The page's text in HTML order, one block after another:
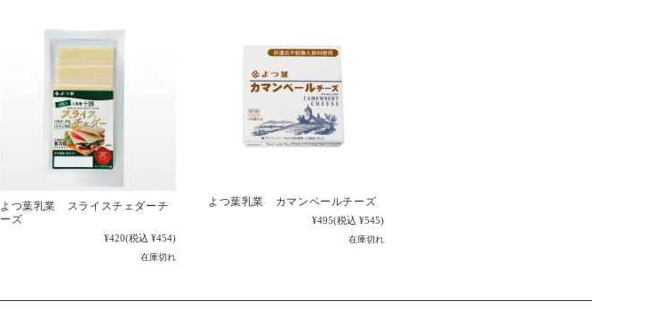
よつ葉乳業 スライスチェダーチ
ーズ
¥420(税込 ¥454)
在庫切れ
よつ葉乳業 カマンベールチーズ
¥495(税込 ¥545)
在庫切れ